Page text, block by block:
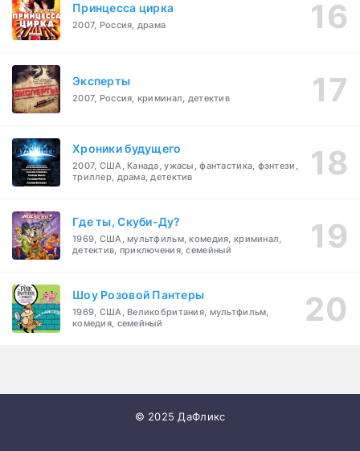
Принцесса цирка
2007, Россия, драма
Эксперты
2007, Россия, криминал, детектив
Хроники будущего
2007, США, Канада, ужасы, фантастика, фэнтези,
триллер, драма, детектив
Где ты, Скуби-Ду?
1969, США, мультфильм, комедия, криминал,
детектив, приключения, семейный
Шоу Розовой Пантеры
1969, США, Великобритания, мультфильм,
комедия, семейный
© 2025 ДаФликс